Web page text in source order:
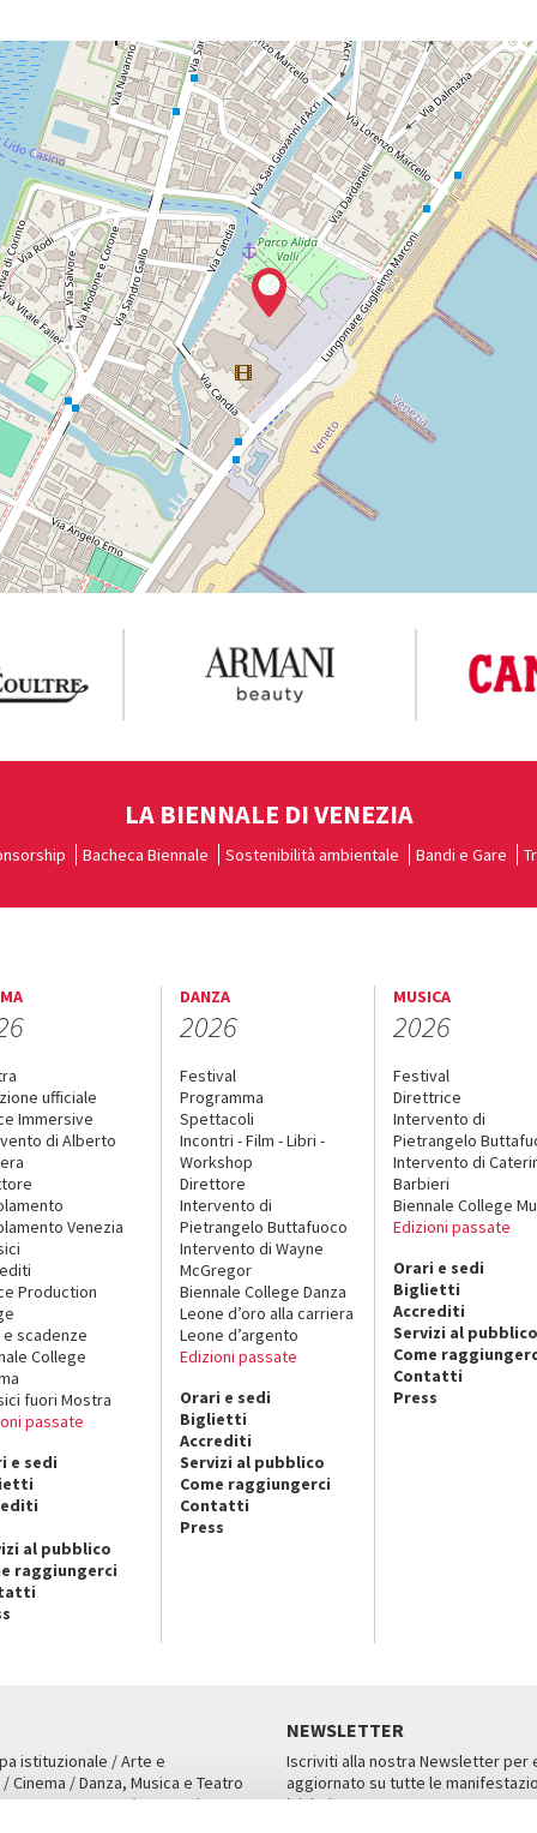
LA BIENNALE DI VENEZIA
Bacheca Biennale Sostenibilità ambientale Bandi e Gare
ufficiale
Immersive
di Alberto
Venezia
Production
e scadenze
College
fuori Mostra
passate
e sedi
al pubblico
raggiungerci
DANZA
2026
Festival
Programma
Spettacoli
Incontri - Film - Libri -
Workshop
Direttore
Intervento di
Pietrangelo Buttafuoco
Intervento di Wayne
McGregor
Biennale College Danza
Leone d’oro alla carriera
Leone d’argento
Edizioni passate
Orari e sedi
Biglietti
Accrediti
Servizi al pubblico
Come raggiungerci
Contatti
Press
MUSICA
2026
Festival
Direttrice
Intervento di
Pietrangelo
Intervento di
Barbieri
Biennale College
Edizioni passate
Orari e sedi
Biglietti
Accrediti
Servizi al pubblico
Come
Contatti
Press
istituzionale / Arte e
Cinema / Danza, Musica e Teatro
San Marco 1364/A, Venezia
NEWSLETTER
Iscriviti alla nostra Newsletter per
aggiornato su tutte le
iniziative.